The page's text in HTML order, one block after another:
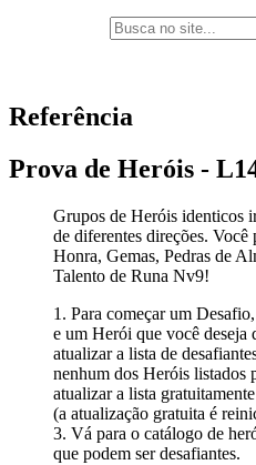
Referência
Prova de Heróis -
Grupos de Heróis identicos
de diferentes direções.
Honra, Gemas, Pedras de
Talento de Runa Nv9!
1. Para começar um
e um Herói que você deseja
atualizar a lista de
nenhum dos Heróis listados
atualizar a lista
(a atualização gratuita é
3. Vá para o catálogo de
que podem ser desafiantes.